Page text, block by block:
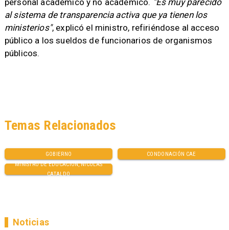
al sistema de transparencia activa que ya tienen los
ministerios", explicó el ministro, refiriéndose al acceso
público a los sueldos de funcionarios de organismos
públicos.
GOBIERNO
CONDONACIÓN CAE
MINISTRO DE EDUCACIÓN, NICOLÁS
CATALDO
Temas Relacionados
Noticias